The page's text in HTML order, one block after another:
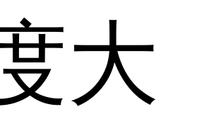
大